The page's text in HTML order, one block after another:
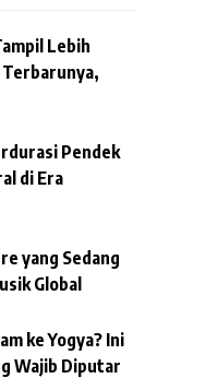
Lebih
Pendek
di Era
yang Sedang
Global
ke Yogya? Ini
Wajib Diputar